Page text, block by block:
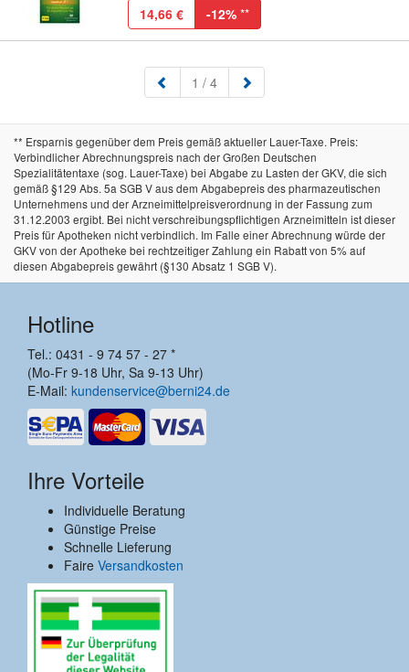
14,66 € -12% **
1 (aktuell)
/ 4
** Ersparnis gegenüber dem Preis gemäß aktueller Lauer-Taxe. Preis:
Verbindlicher Abrechnungspreis nach der Großen Deutschen
Spezialitätentaxe (sog. Lauer-Taxe) bei Abgabe zu Lasten der GKV, die sich
gemäß §129 Abs. 5a SGB V aus dem Abgabepreis des pharmazeutischen
Unternehmens und der Arzneimittelpreisverordnung in der Fassung zum
31.12.2003 ergibt. Bei nicht verschreibungspflichtigen Arzneimitteln ist dieser
Preis für Apotheken nicht verbindlich. Im Falle einer Abrechnung würde der
GKV von der Apotheke bei rechtzeitiger Zahlung ein Rabatt von 5% auf
diesen Abgabepreis gewährt (§130 Absatz 1 SGB V).
Hotline
Tel.: 0431 - 9 74 57 - 27 *
(Mo-Fr 9-18 Uhr, Sa 9-13 Uhr)
E-Mail: kundenservice@berni24.de
Ihre Vorteile
Individuelle Beratung
Günstige Preise
Schnelle Lieferung
Faire Versandkosten